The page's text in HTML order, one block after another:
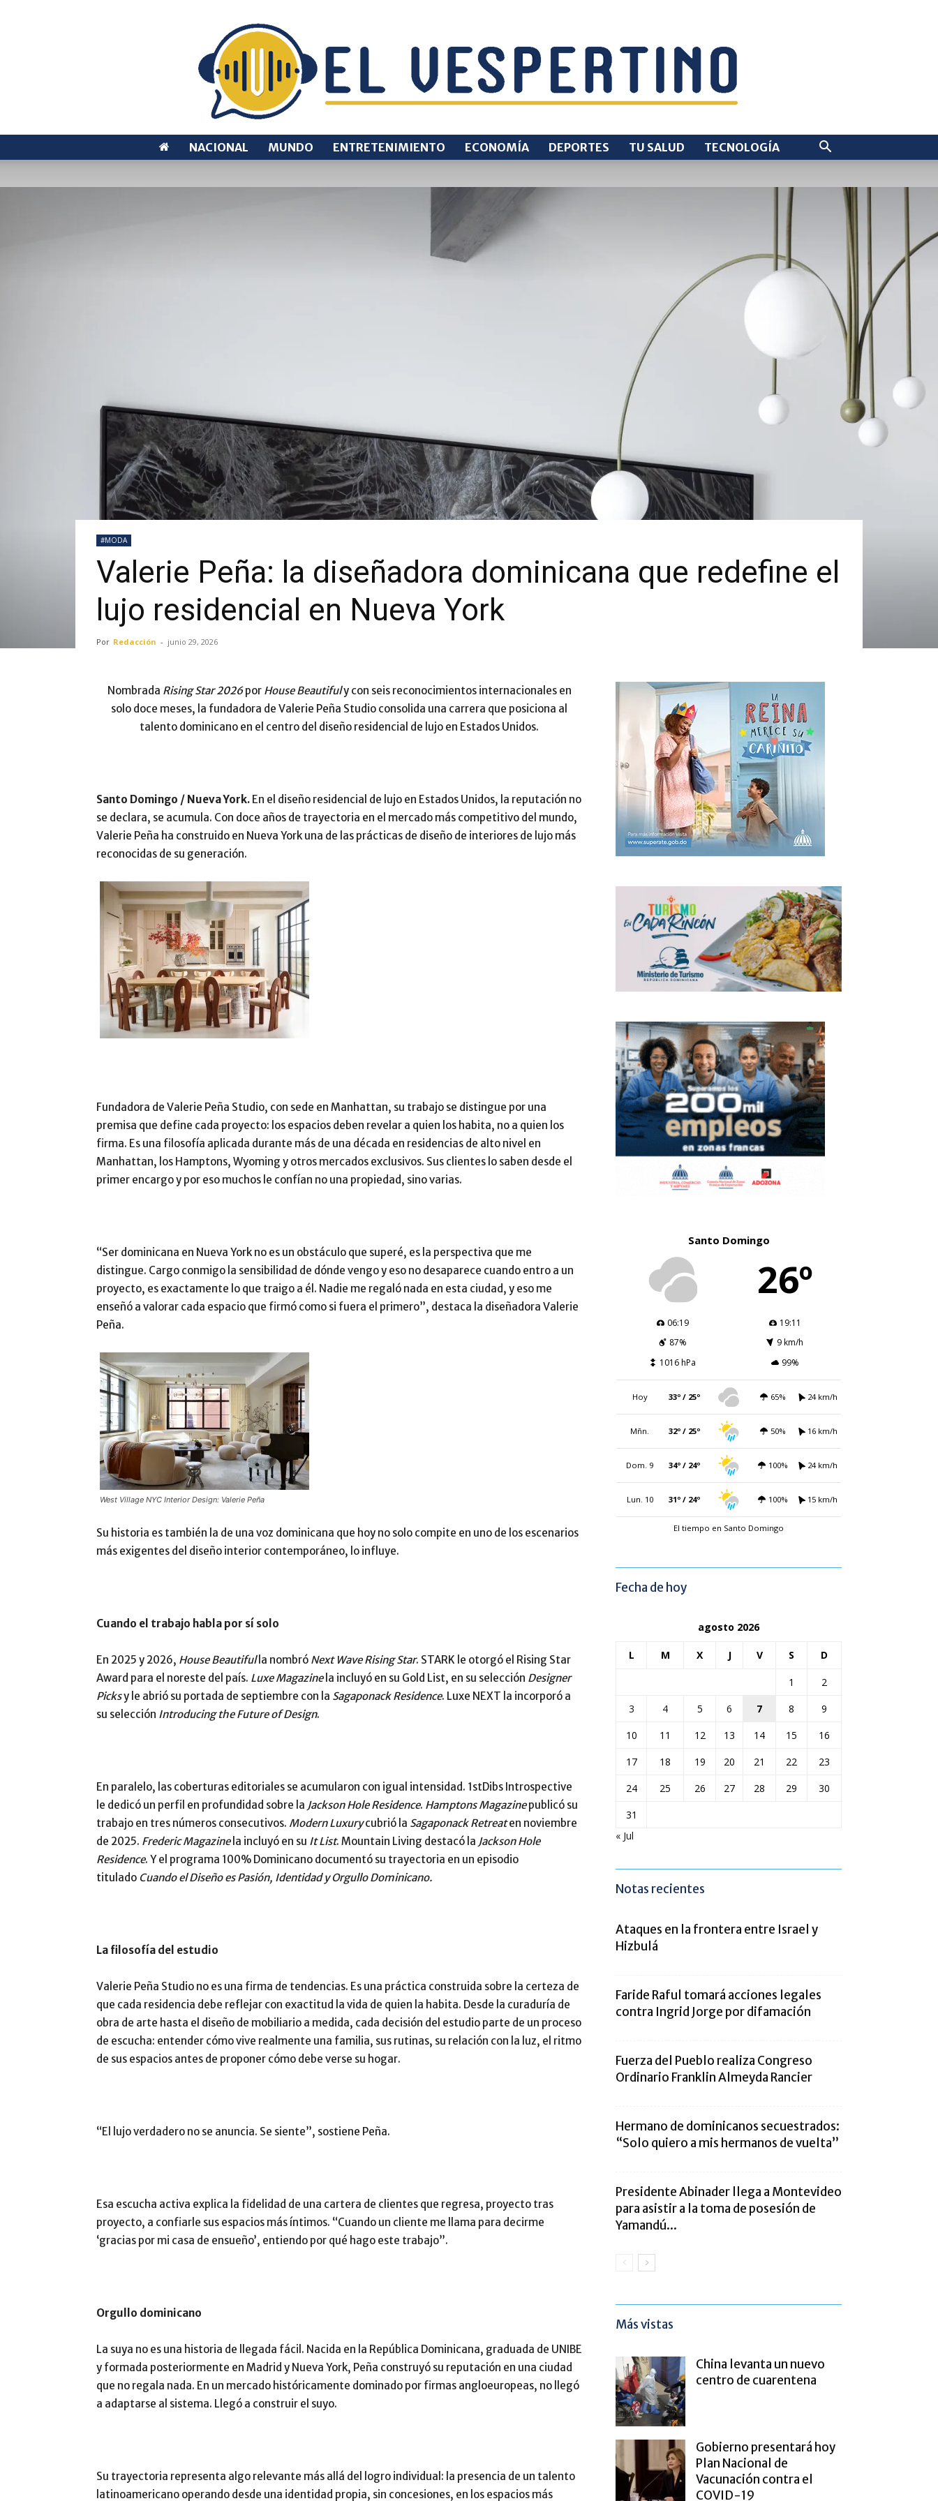
NACIONAL MUNDO ENTRETENIMIENTO ECONOMÍA DEPORTES TU SALUD TECNOLOGÍA
#MODA
Valerie Peña: la diseñadora dominicana que redefine el
lujo residencial en Nueva York
Por Redacción - junio 29, 2026
Nombrada Rising Star 2026por House Beautifuly con seis reconocimientos internacionales en
solo doce meses, la fundadora de Valerie Peña Studio consolida una carrera que posiciona al
talento dominicano en el centro del diseño residencial de lujo en Estados Unidos.
Santo Domingo / Nueva York. En el diseño residencial de lujo en Estados Unidos, la reputación no
se declara, se acumula. Con doce años de trayectoria en el mercado más competitivo del mundo,
Valerie Peña ha construido en Nueva York una de las prácticas de diseño de interiores de lujo más
reconocidas de su generación.
Fundadora de Valerie Peña Studio, con sede en Manhattan, su trabajo se distingue por una
premisa que define cada proyecto: los espacios deben revelar a quien los habita, no a quien los
firma. Es una filosofía aplicada durante más de una década en residencias de alto nivel en
Manhattan, los Hamptons, Wyoming y otros mercados exclusivos. Sus clientes lo saben desde el
primer encargo y por eso muchos le confían no una propiedad, sino varias.
“Ser dominicana en Nueva York no es un obstáculo que superé, es la perspectiva que me
distingue. Cargo conmigo la sensibilidad de dónde vengo y eso no desaparece cuando entro a un
proyecto, es exactamente lo que traigo a él. Nadie me regaló nada en esta ciudad, y eso me
enseñó a valorar cada espacio que firmó como si fuera el primero”, destaca la diseñadora Valerie
Peña.
West Village NYC Interior Design: Valerie Peña
Su historia es también la de una voz dominicana que hoy no solo compite en uno de los escenarios
más exigentes del diseño interior contemporáneo, lo influye.
Cuando el trabajo habla por sí solo
En 2025 y 2026, House Beautiful la nombró Next Wave Rising Star. STARK le otorgó el Rising Star
Award para el noreste del país. Luxe Magazinela incluyó en su Gold List, en su selección Designer
Picksy le abrió su portada de septiembre con la Sagaponack Residence. Luxe NEXT la incorporó a
su selección Introducing the Future of Design.
En paralelo, las coberturas editoriales se acumularon con igual intensidad. 1stDibs Introspective
le dedicó un perfil en profundidad sobre la Jackson Hole Residence. Hamptons Magazinepublicó su
trabajo en tres números consecutivos. Modern Luxurycubrió la Sagaponack Retreaten noviembre
de 2025. Frederic Magazinela incluyó en su It List. Mountain Living destacó la Jackson Hole
Residence. Y el programa 100% Dominicano documentó su trayectoria en un episodio
titulado Cuando el Diseño es Pasión, Identidad y Orgullo Dominicano.
La filosofía del estudio
Valerie Peña Studio no es una firma de tendencias. Es una práctica construida sobre la certeza de
que cada residencia debe reflejar con exactitud la vida de quien la habita. Desde la curaduría de
obra de arte hasta el diseño de mobiliario a medida, cada decisión del estudio parte de un proceso
de escucha: entender cómo vive realmente una familia, sus rutinas, su relación con la luz, el ritmo
de sus espacios antes de proponer cómo debe verse su hogar.
“El lujo verdadero no se anuncia. Se siente”, sostiene Peña.
Esa escucha activa explica la fidelidad de una cartera de clientes que regresa, proyecto tras
proyecto, a confiarle sus espacios más íntimos. “Cuando un cliente me llama para decirme
‘gracias por mi casa de ensueño’, entiendo por qué hago este trabajo”.
Orgullo dominicano
La suya no es una historia de llegada fácil. Nacida en la República Dominicana, graduada de UNIBE
y formada posteriormente en Madrid y Nueva York, Peña construyó su reputación en una ciudad
que no regala nada. En un mercado históricamente dominado por firmas angloeuropeas, no llegó
a adaptarse al sistema. Llegó a construir el suyo.
Su trayectoria representa algo relevante más allá del logro individual: la presencia de un talento
latinoamericano operando desde una identidad propia, sin concesiones, en los espacios más
Santo Domingo
26º
06:19
19:11
87%
9 km/h
1016 hPa
99%
Hoy 33º / 25º 65% 24 km/h
Mñn. 32º / 25º 50% 16 km/h
Dom. 9 34º / 24º 100% 24 km/h
Lun. 10 31º / 24º 100% 15 km/h
El tiempo en Santo Domingo
Fecha de hoy
agosto 2026
L M X J V S D
1
2
3
4 5 6 7 8
9
10
11 12 13 14 15
16
17
18 19 20 21 22
23
24
25 26 27 28 29
30
31
« Jul
Notas recientes
Ataques en la frontera entre Israel y
Hizbulá
Faride Raful tomará acciones legales
contra Ingrid Jorge por difamación
Fuerza del Pueblo realiza Congreso
Ordinario Franklin Almeyda Rancier
Hermano de dominicanos secuestrados:
“Solo quiero a mis hermanos de vuelta”
Presidente Abinader llega a Montevideo
para asistir a la toma de posesión de
Yamandú...
Más vistas
China levanta un nuevo
centro de cuarentena
Gobierno presentará hoy
Plan Nacional de
Vacunación contra el
COVID-19